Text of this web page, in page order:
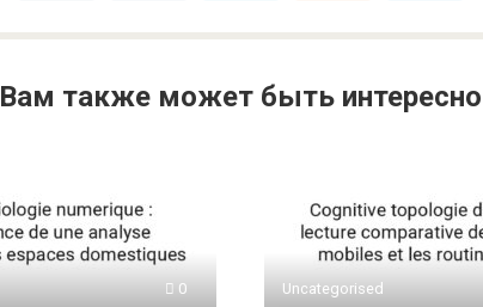
Вам также может быть интересно
0 Uncategorised